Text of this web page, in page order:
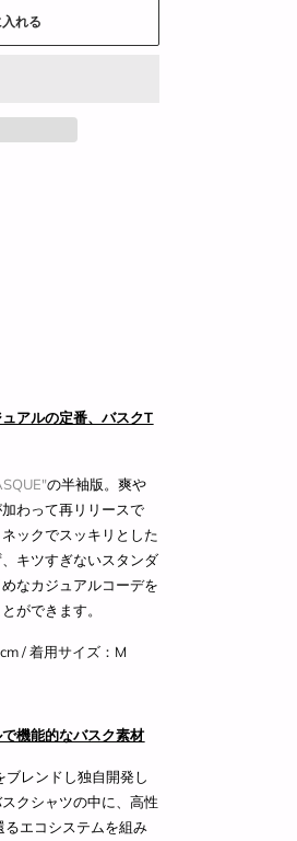
れる
アルの定番、バスクT
の半袖版。爽や
わって再リリースで
ックでスッキリとした
キツすぎないスタンダ
なカジュアルコーデを
ができます。
/ 着用サイズ ：M
機能的なバスク素材
レンドし独自開発し
クシャツの中に、高性
エコシステムを組み